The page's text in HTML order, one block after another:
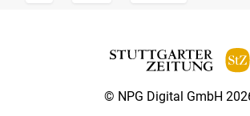
© NPG Digital GmbH